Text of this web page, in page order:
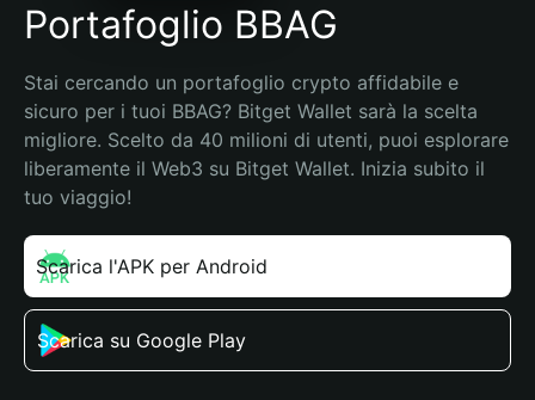
Portafoglio BBAG
Stai cercando un portafoglio crypto affidabile e
sicuro per i tuoi BBAG? Bitget Wallet sarà la scelta
migliore. Scelto da 40 milioni di utenti, puoi esplorare
liberamente il Web3 su Bitget Wallet. Inizia subito il
tuo viaggio!
Scarica l'APK per Android
Scarica su Google Play